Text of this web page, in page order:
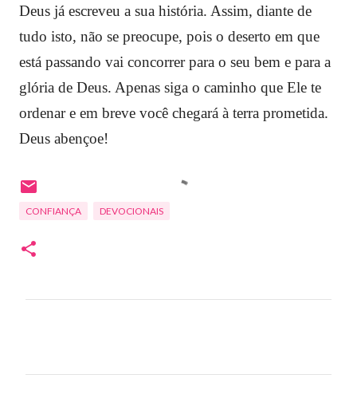
Deus já escreveu a sua história. Assim, diante de
tudo isto, não se preocupe, pois o deserto em que
está passando vai concorrer para o seu bem e para a
glória de Deus. Apenas siga o caminho que Ele te
ordenar e em breve você chegará à terra prometida.
Deus abençoe!
CONFIANÇA DEVOCIONAIS